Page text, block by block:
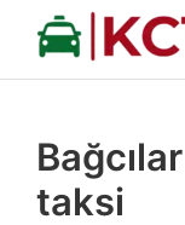
İçeriğe
taksi